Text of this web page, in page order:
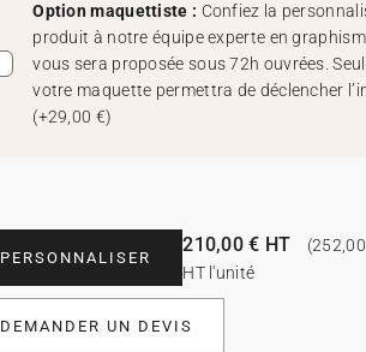
Option maquettiste : Confiez la
produit à notre équipe experte en
vous sera proposée sous 72h ouvrées.
votre maquette permettra de déclencher
(+29,00 €)
PERSONNALISER
210,00 € HT
HT l'unité
DEMANDER UN DEVIS